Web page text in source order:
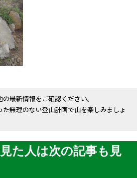
最新情報をご確認ください。
た無理のない登山計画で山を楽しみましょ
た人は次の記事も見